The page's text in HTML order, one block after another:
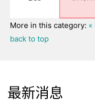
More in this category: «
back to top
最新消息